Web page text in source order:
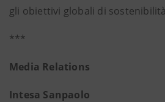
gli obiettivi globali di
***
Media Relations
Intesa Sanpaolo